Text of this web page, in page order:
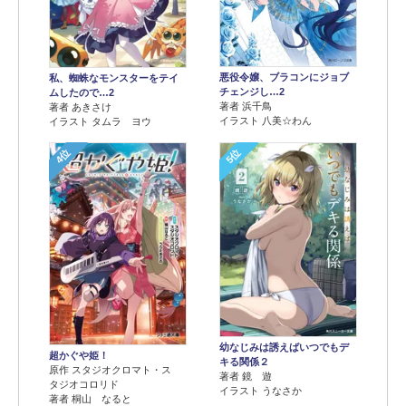
私、蜘蛛なモンスターをテイ
ムしたので…2
著者 あきさけ
イラスト タムラ ヨウ
悪役令嬢、ブラコンにジョブ
チェンジし…2
著者 浜千鳥
イラスト 八美☆わん
4位
超かぐや姫！
原作 スタジオクロマト・ス
タジオコロリド
著者 桐山 なると
5位
幼なじみは誘えばいつでもデ
キる関係２
著者 鏡 遊
イラスト うなさか